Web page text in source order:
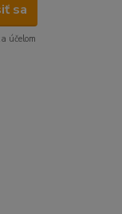
sa
účelom